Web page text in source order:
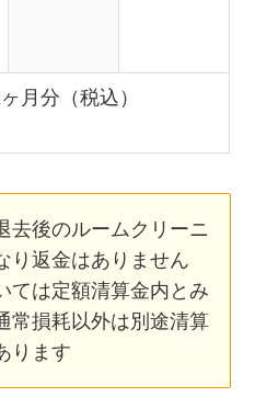
月分（税込）
去後のルームクリーニ
り返金はありません
ては定額清算金内とみ
常損耗以外は別途清算
ります